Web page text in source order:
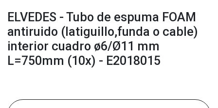
ELVEDES - Tubo de espuma FOAM
antiruido (latiguillo,funda o cable)
interior cuadro ø6/Ø11 mm
L=750mm (10x) - E2018015